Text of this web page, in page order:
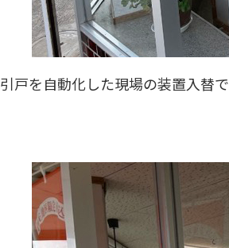
引戸を自動化した現場の装置入替